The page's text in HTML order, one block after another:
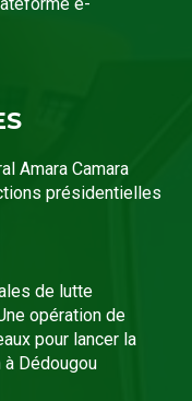
Amara Camara
présidentielles
de lutte
opération de
pour lancer la
Dédougou